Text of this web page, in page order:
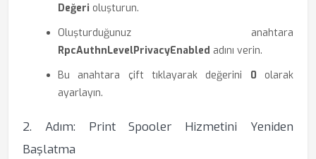
Değeri oluşturun.
Oluşturduğunuz anahtara
RpcAuthnLevelPrivacyEnabled adını verin.
Bu anahtara çift tıklayarak değerini 0 olarak
ayarlayın.
2. Adım: Print Spooler Hizmetini Yeniden
Başlatma